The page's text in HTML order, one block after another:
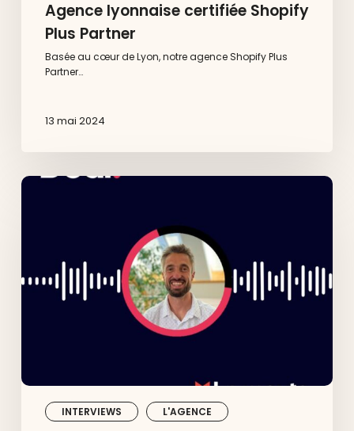
Agence lyonnaise certifiée Shopify
Plus Partner
Basée au cœur de Lyon, notre agence Shopify Plus
Partner…
13 mai 2024
INTERVIEWS L'AGENCE
La
nearbound
et